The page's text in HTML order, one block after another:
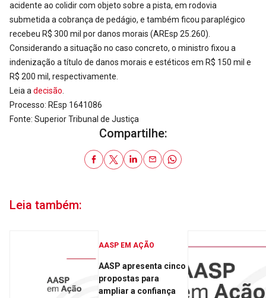
acidente ao colidir com objeto sobre a pista, em rodovia
submetida a cobrança de pedágio, e também ficou paraplégico
recebeu R$ 300 mil por danos morais (AREsp 25.260).
Considerando a situação no caso concreto, o ministro fixou a
indenização a título de danos morais e estéticos em R$ 150 mil e
R$ 200 mil, respectivamente.
Leia a decisão
Processo: REsp 1641086
Fonte: Superior Tribunal de Justiça
Compartilhe:
Leia também:
AASP EM AÇÃO
AASP apresenta cinco
propostas para
ampliar a confiança